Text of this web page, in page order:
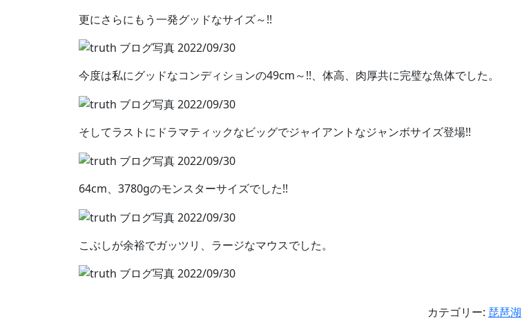
更にさらにもう一発グッドなサイズ～!!
今度は私にグッドなコンディションの49cm～!!、体高、肉厚共に完璧な魚体でした。
そしてラストにドラマティックなビッグでジャイアントなジャンボサイズ登場!!
64cm、3780gのモンスターサイズでした!!
こぶしが余裕でガッツリ、ラージなマウスでした。
カテゴリー: 琵琶湖